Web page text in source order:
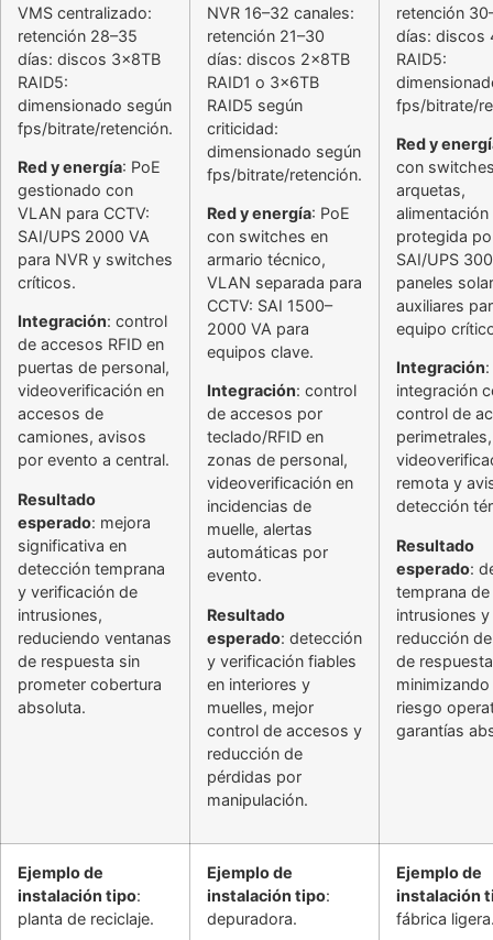
VMS centralizado:
retención 28–35
días: discos 3x8TB
RAID5:
dimensionado según
fps/bitrate/retención.
Red y energía: PoE
gestionado con
VLAN para CCTV:
SAI/UPS 2000 VA
para NVR y switches
críticos.
Integración: control
de accesos RFID en
puertas de personal,
videoverificación en
accesos de
camiones, avisos
por evento a central.
Resultado
esperado: mejora
significativa en
detección temprana
y verificación de
intrusiones,
reduciendo ventanas
de respuesta sin
prometer cobertura
absoluta.
NVR 16–32 canales:
retención 21–30
días: discos 2x8TB
RAID1 o 3x6TB
RAID5 según
criticidad:
dimensionado según
fps/bitrate/retención.
Red y energía: PoE
con switches en
armario técnico,
VLAN separada para
CCTV: SAI 1500–
2000 VA para
equipos clave.
Integración: control
de accesos por
teclado/RFID en
zonas de personal,
videoverificación en
incidencias de
muelle, alertas
automáticas por
evento.
Resultado
esperado: detección
y verificación fiables
en interiores y
muelles, mejor
control de accesos y
reducción de
pérdidas por
manipulación.
retención
días: discos
RAID5:
fps/bitrate/
Red y
con
arquetas,
alimentación
protegida
SAI/UPS
paneles
auxiliares
equipo
Integración:
integración
control de
perimetrales,
remota y
detección
Resultado
esperado:
temprana de
intrusiones y
reducción
de
minimizando
riesgo
garantías
Ejemplo de
instalación tipo:
planta de reciclaje.
Ejemplo de
instalación tipo:
depuradora.
Ejemplo de
instalación
fábrica